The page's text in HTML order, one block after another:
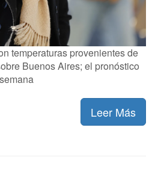
temperaturas provenientes de
Buenos Aires; el pronóstico
Leer Más